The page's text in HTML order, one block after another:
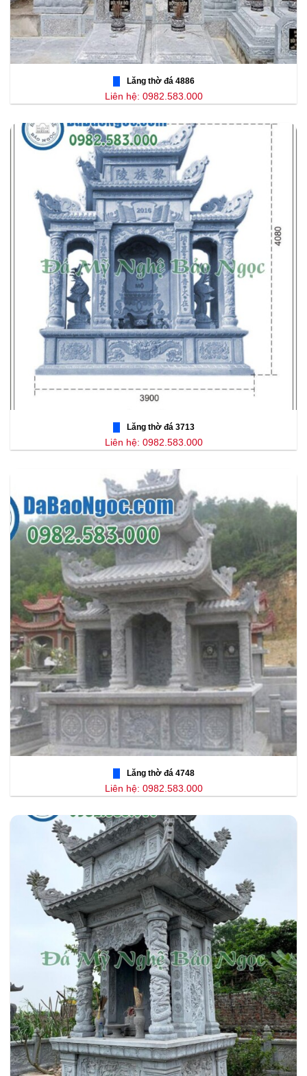
Lăng thờ đá 4886
Liên hệ: 0982.583.000
Lăng thờ đá 3713
Liên hệ: 0982.583.000
Lăng thờ đá 4748
Liên hệ: 0982.583.000